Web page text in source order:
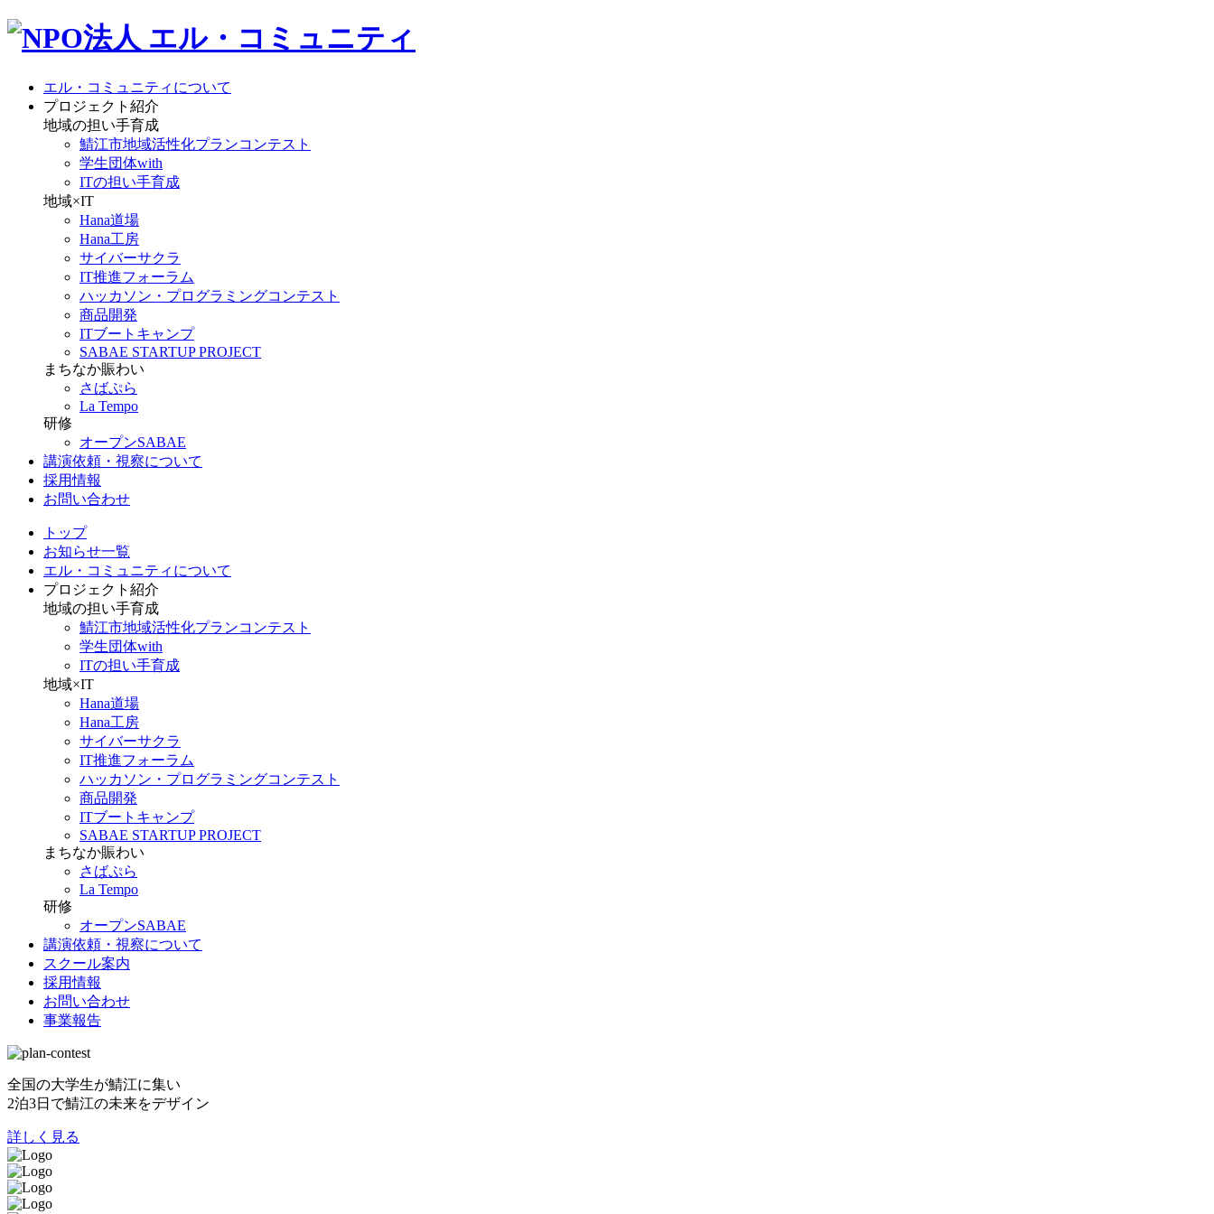
エル・コミュニティについて
プロジェクト紹介
地域の担い手育成
鯖江市地域活性化プランコンテスト
学生団体with
ITの担い手育成
地域×IT
Hana道場
Hana工房
サイバーサクラ
IT推進フォーラム
ハッカソン・プログラミングコンテスト
商品開発
ITブートキャンプ
SABAE STARTUP PROJECT
まちなか賑わい
さばぷら
La Tempo
研修
オープンSABAE
講演依頼・視察について
採用情報
お問い合わせ
トップ
お知らせ一覧
エル・コミュニティについて
プロジェクト紹介
地域の担い手育成
鯖江市地域活性化プランコンテスト
学生団体with
ITの担い手育成
地域×IT
Hana道場
Hana工房
サイバーサクラ
IT推進フォーラム
ハッカソン・プログラミングコンテスト
商品開発
ITブートキャンプ
SABAE STARTUP PROJECT
まちなか賑わい
さばぷら
La Tempo
研修
オープンSABAE
講演依頼・視察について
スクール案内
採用情報
お問い合わせ
事業報告
全国の大学生が鯖江に集い
2泊3日で鯖江の未来をデザイン
詳しく見る